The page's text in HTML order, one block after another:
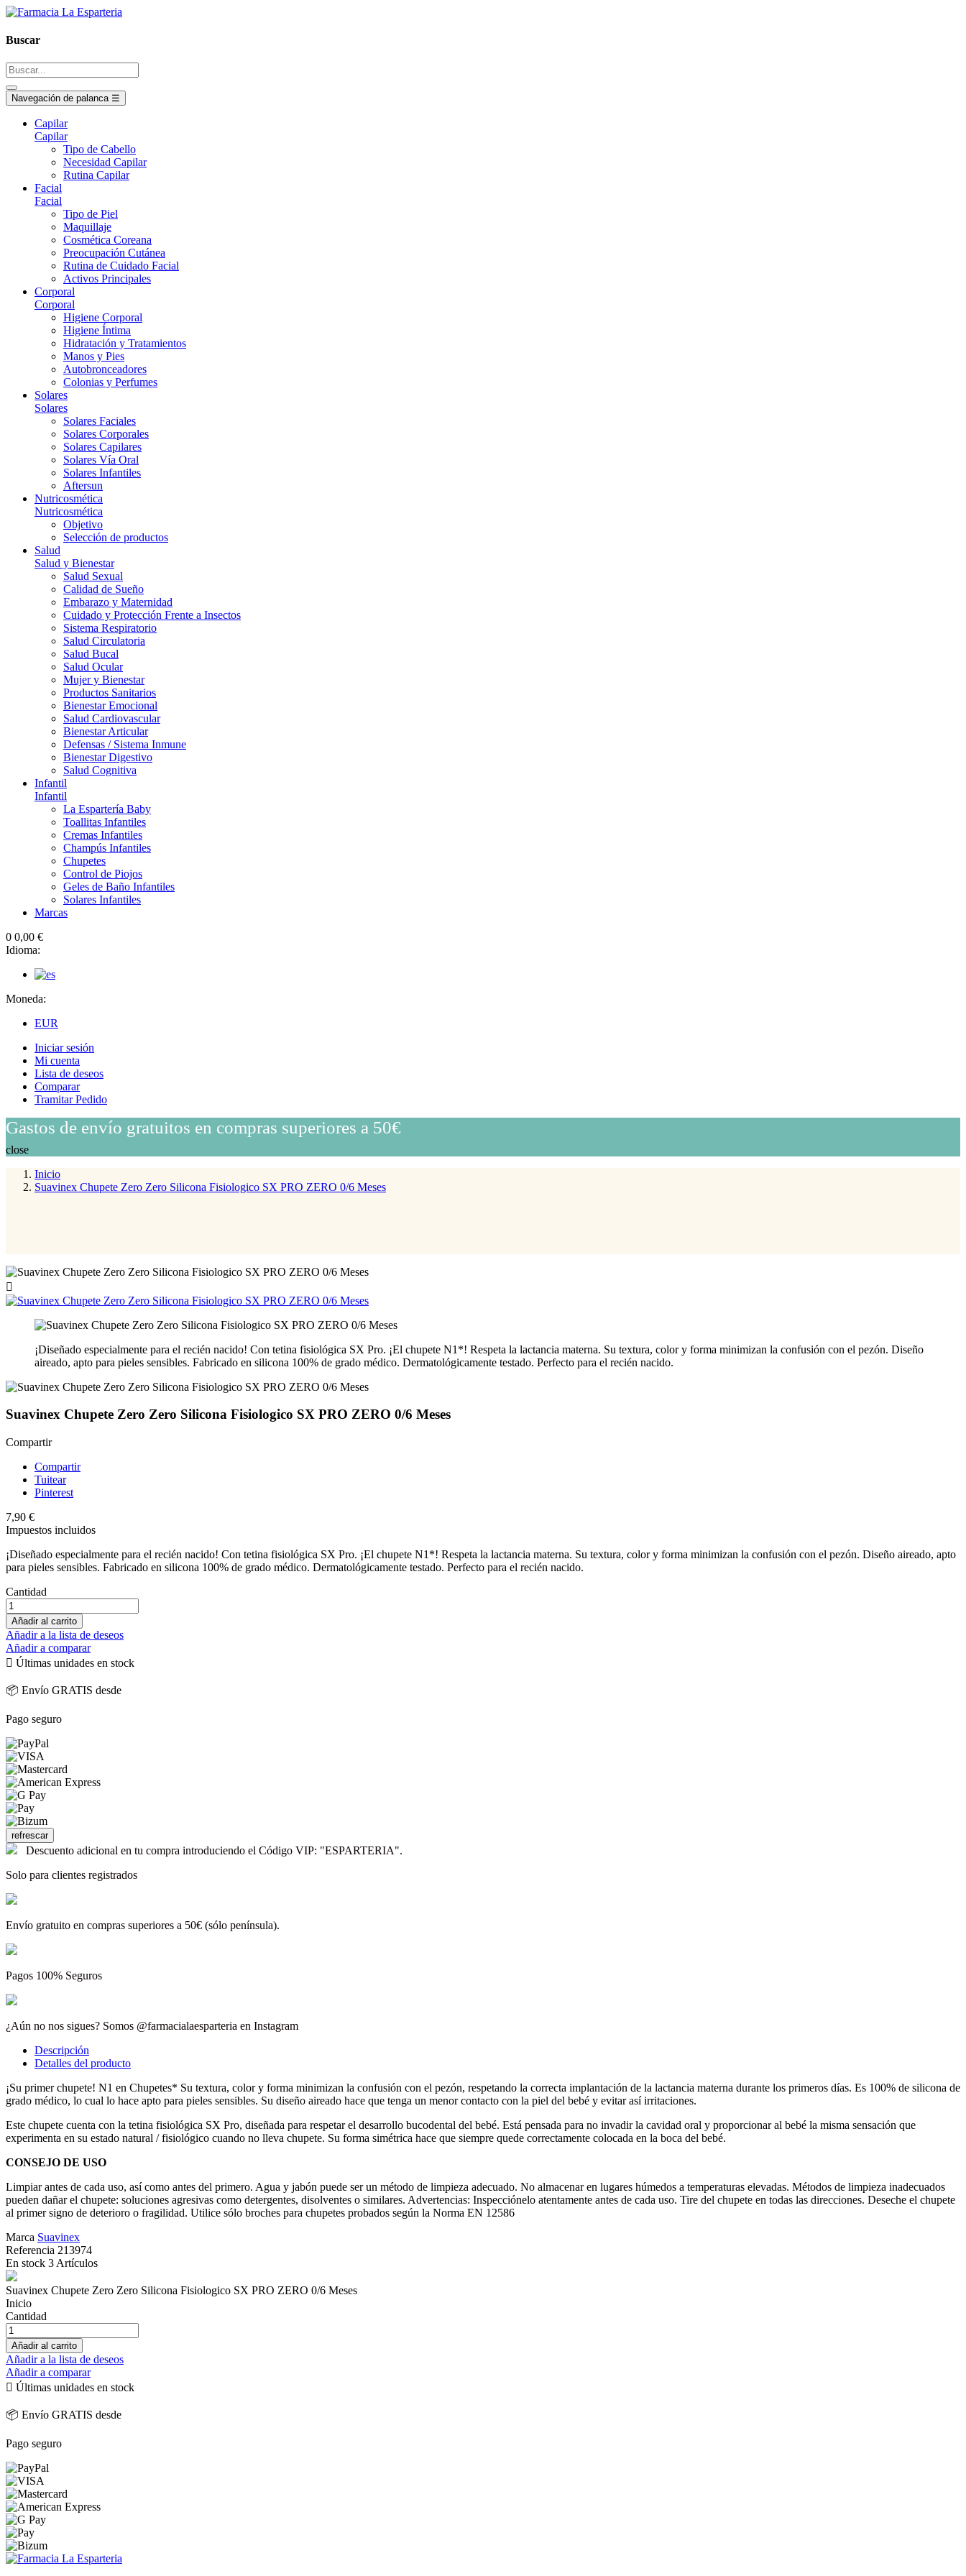
Buscar
Navegación de palanca ☰
Capilar
Capilar
Tipo de Cabello
Necesidad Capilar
Rutina Capilar
Facial
Facial
Tipo de Piel
Maquillaje
Cosmética Coreana
Preocupación Cutánea
Rutina de Cuidado Facial
Activos Principales
Corporal
Corporal
Higiene Corporal
Higiene Íntima
Hidratación y Tratamientos
Manos y Pies
Autobronceadores
Colonias y Perfumes
Solares
Solares
Solares Faciales
Solares Corporales
Solares Capilares
Solares Vía Oral
Solares Infantiles
Aftersun
Nutricosmética
Nutricosmética
Objetivo
Selección de productos
Salud
Salud y Bienestar
Salud Sexual
Calidad de Sueño
Embarazo y Maternidad
Cuidado y Protección Frente a Insectos
Sistema Respiratorio
Salud Circulatoria
Salud Bucal
Salud Ocular
Mujer y Bienestar
Productos Sanitarios
Bienestar Emocional
Salud Cardiovascular
Bienestar Articular
Defensas / Sistema Inmune
Bienestar Digestivo
Salud Cognitiva
Infantil
Infantil
La Espartería Baby
Toallitas Infantiles
Cremas Infantiles
Champús Infantiles
Chupetes
Control de Piojos
Geles de Baño Infantiles
Solares Infantiles
Marcas
0 0,00 €
Idioma:
Moneda:
EUR
Iniciar sesión
Mi cuenta
Lista de deseos
Comparar
Tramitar Pedido
Gastos de envío gratuitos en compras superiores a 50€
close
Inicio
Suavinex Chupete Zero Zero Silicona Fisiologico SX PRO ZERO 0/6 Meses

¡Diseñado especialmente para el recién nacido! Con tetina fisiológica SX Pro. ¡El chupete N1*! Respeta la lactancia materna. Su textura, color y forma minimizan la confusión con el pezón. Diseño
aireado, apto para pieles sensibles. Fabricado en silicona 100% de grado médico. Dermatológicamente testado. Perfecto para el recién nacido.
Suavinex Chupete Zero Zero Silicona Fisiologico SX PRO ZERO 0/6 Meses
Compartir
Compartir
Tuitear
Pinterest
7,90 €
Impuestos incluidos
¡Diseñado especialmente para el recién nacido! Con tetina fisiológica SX Pro. ¡El chupete N1*! Respeta la lactancia materna. Su textura, color y forma minimizan la confusión con el pezón. Diseño aireado, apto
para pieles sensibles. Fabricado en silicona 100% de grado médico. Dermatológicamente testado. Perfecto para el recién nacido.
Cantidad
Añadir al carrito
Añadir a la lista de deseos
Añadir a comparar
 Últimas unidades en stock
📦 Envío GRATIS desde
Pago seguro
Descuento adicional en tu compra introduciendo el Código VIP: "ESPARTERIA".
Solo para clientes registrados
Envío gratuito en compras superiores a 50€ (sólo península).
Pagos 100% Seguros
¿Aún no nos sigues? Somos @farmacialaesparteria en Instagram
Descripción
Detalles del producto
¡Su primer chupete! N1 en Chupetes* Su textura, color y forma minimizan la confusión con el pezón, respetando la correcta implantación de la lactancia materna durante los primeros días. Es 100% de silicona de
grado médico, lo cual lo hace apto para pieles sensibles. Su diseño aireado hace que tenga un menor contacto con la piel del bebé y evitar así irritaciones.
Este chupete cuenta con la tetina fisiológica SX Pro, diseñada para respetar el desarrollo bucodental del bebé. Está pensada para no invadir la cavidad oral y proporcionar al bebé la misma sensación que
experimenta en su estado natural / fisiológico cuando no lleva chupete. Su forma simétrica hace que siempre quede correctamente colocada en la boca del bebé.
CONSEJO DE USO
Limpiar antes de cada uso, así como antes del primero. Agua y jabón puede ser un método de limpieza adecuado. No almacenar en lugares húmedos a temperaturas elevadas. Métodos de limpieza inadecuados
pueden dañar el chupete: soluciones agresivas como detergentes, disolventes o similares. Advertencias: Inspecciónelo atentamente antes de cada uso. Tire del chupete en todas las direcciones. Deseche el chupete
al primer signo de deterioro o fragilidad. Utilice sólo broches para chupetes probados según la Norma EN 12586
Marca Suavinex
Referencia 213974
En stock 3 Artículos
Suavinex Chupete Zero Zero Silicona Fisiologico SX PRO ZERO 0/6 Meses
Inicio
Cantidad
Añadir al carrito
Añadir a la lista de deseos
Añadir a comparar
 Últimas unidades en stock
📦 Envío GRATIS desde
Pago seguro